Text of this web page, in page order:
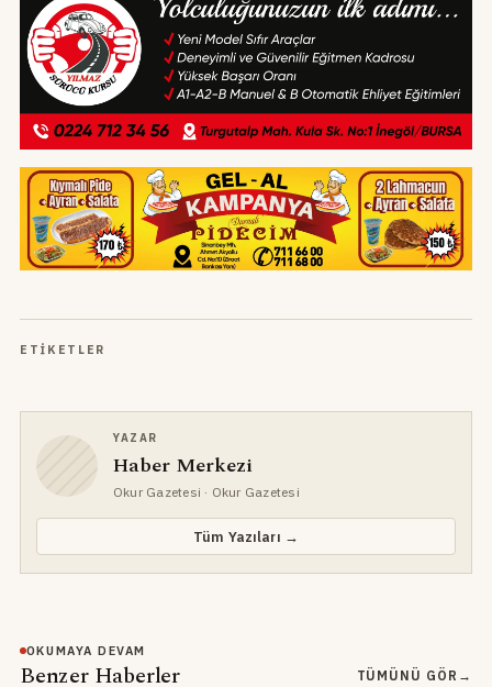
ETIKETLER
YAZAR
Haber Merkezi
Okur Gazetesi · Okur Gazetesi
Tüm Yazıları →
OKUMAYA DEVAM
Benzer Haberler TÜMÜNÜ GÖR →